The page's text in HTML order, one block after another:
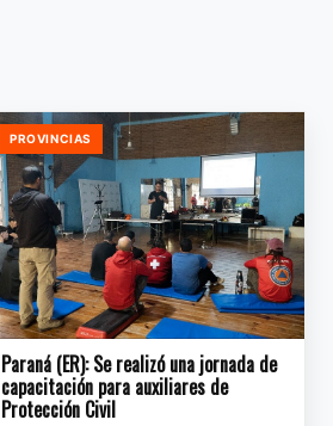
PROVINCIAS
Paraná (ER): Se realizó una jornada de
capacitación para auxiliares de
Protección Civil